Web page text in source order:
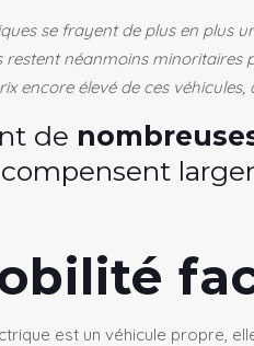
se frayent de plus en plus
restent néanmoins
encore élevé de ces véhicules,
de
est un véhicule propre,